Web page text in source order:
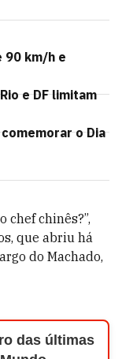
90 km/h e
e DF limitam
o Dia
chef chinês?”,
que abriu há
do Machado,
das últimas